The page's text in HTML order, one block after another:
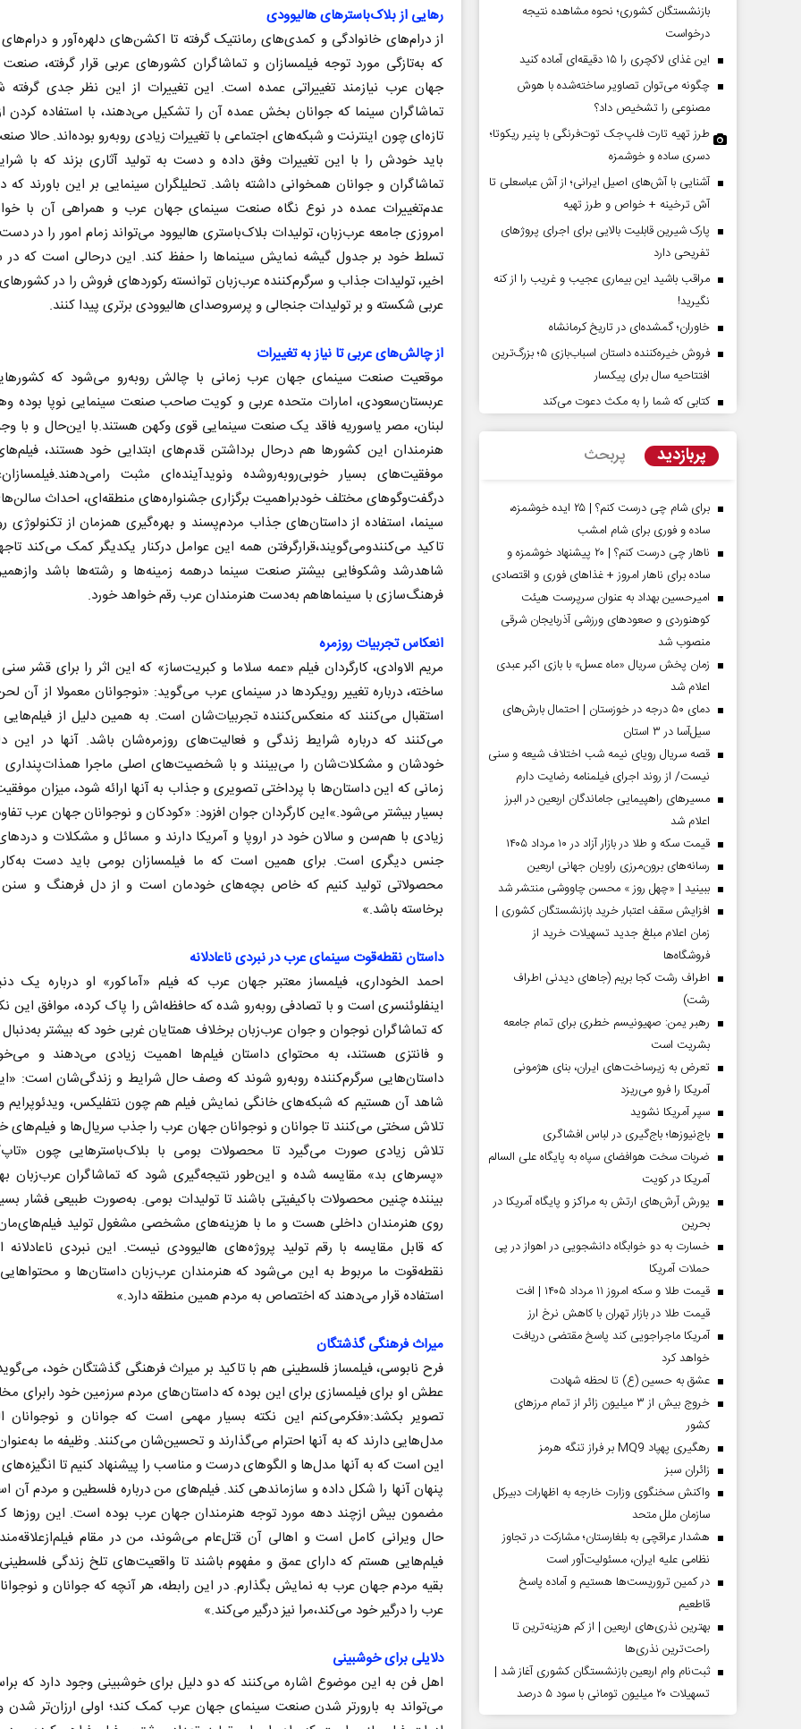
رهایی از بلاک‌باسترهای هالیوودی
از درام‌های خانوادگی و کمدی‌های رمانتیک گرفته تا اکشن‌های دلهره‌آور و
که به‌تازگی مورد توجه فیلمسازان و تماشاگران کشورهای عربی قرار گرفته،
جهان عرب نیازمند تغییراتی عمده است. این تغییرات از این نظر جدی گرفته
تماشاگران سینما که جوانان بخش عمده آن را تشکیل می‌دهند، با استفاده کردن
تازه‌ای چون اینترنت و شبکه‌های اجتماعی با تغییرات زیادی روبه‌رو بوده‌اند. حالا
باید خودش را با این تغییرات وفق داده و دست به تولید آثاری بزند که با
تماشاگران و جوانان همخوانی داشته باشد. تحلیلگران سینمایی بر این باورند
عدم‌تغییرات عمده در نوع نگاه صنعت سینمای جهان عرب و همراهی آن با
امروزی جامعه عرب‌زبان، تولیدات بلاک‌باستری هالیوود می‌تواند زمام امور را در
تسلط خود بر جدول گیشه نمایش سینماها را حفظ کند. این در‌حالی است که
اخیر، تولیدات جذاب و سرگرم‌کننده عرب‌زبان توانسته‌ رکوردهای فروش را در
عربی شکسته و بر تولیدات جنجالی و پرسروصدای هالیوودی برتری پیدا کنند.
از چالش‌های عربی تا نیاز به تغییرات
موقعیت صنعت سینمای جهان عرب زمانی با چالش روبه‌رو می‌شود که
عربستان‌سعودی، امارات متحده عربی و کویت صاحب صنعت سینمایی نوپا بوده
لبنان، مصر یاسوریه فاقد یک صنعت سینمایی قوی وکهن هستند.با این‌حال و با
هنرمندان این کشورها هم درحال برداشتن قدم‌های ابتدایی خود هستند،
موفقیت‌های بسیار خوبی‌روبه‌روشده ونویدآینده‌ای مثبت
درگفت‌وگوهای مختلف خودبراهمیت برگزاری جشنواره‌های منطقه‌ای، احداث
سینما، استفاده از داستان‌های جذاب مردم‌پسند و بهره‌گیری همزمان از تکنولوژی
تاکید می‌کنندومی‌گویند،قرارگرفتن همه این عوامل درکنار یکدیگر کمک می‌کند
شاهدرشد وشکوفایی بیشتر صنعت سینما درهمه زمینه‌ها و رشته‌ها باشد
فرهنگ‌سازی با سینماهاهم به‌دست هنرمندان عرب رقم خواهد خورد.
انعکاس تجربیات روزمره
مریم الاوادی، کارگردان فیلم «عمه سلاما و کبریت‌ساز» که این اثر را برای قشر
ساخته، درباره تغییر رویکردها در سینمای عرب می‌گوید: «‌نوجوانان معمولا از آن
استقبال می‌کنند که منعکس‌کننده تجربیات‌شان است. به همین دلیل از فیلم‌هایی
می‌کنند که درباره شرایط زندگی و فعالیت‌های روزمره‌شان باشد. آنها در این
خودشان و مشکلات‌شان را می‌بینند و با شخصیت‌های اصلی ماجرا همذات‌پنداری
زمانی که این داستان‌ها با پرداختی تصویری و جذاب به آنها ارائه شود، میزان
بسیار بیشتر می‌شود.‌»این کارگردان جوان افزود: «کودکان و نوجوانان جهان عرب
زیادی با هم‌سن و سالان خود در اروپا و آمریکا دارند و مسائل و مشکلات و
جنس دیگری است. برای همین است که ما فیلمسازان بومی باید دست
محصولاتی تولید کنیم که خاص بچه‌های خودمان است و از دل فرهنگ و
بر‌خاسته باشد.»
داستان نقطه‌قوت سینمای عرب در نبردی ناعادلانه
احمد الخوداری، فیلمساز معتبر جهان عرب که فیلم «آماکور» او درباره یک
اینفلوئنسری است و با تصادفی روبه‌رو شده که حافظه‌اش را پاک کرده، موافق این
که تماشاگران نوجوان و جوان عرب‌زبان برخلاف همتایان غربی خود که بیشتر
و فانتزی هستند، به محتوای داستان فیلم‌ها اهمیت زیادی می‌دهند و
داستان‌هایی سرگرم‌کننده روبه‌رو شوند که وصف حال شرایط و زندگی‌شان است:
شاهد آن هستیم که شبکه‌های خانگی نمایش فیلم هم چون نتفلیکس، ویدئو‌پرایم
تلاش سختی می‌کنند تا جوانان و نوجوانان جهان عرب را جذب سریال‌ها و فیلم‌های
تلاش زیادی صورت می‌گیرد تا محصولات بومی با بلاک‌باسترهایی چون
«پسرهای بد» مقایسه شده و این‌طور نتیجه‌گیری شود که تماشاگران عرب‌زبان
بیننده چنین محصولات باکیفیتی باشند تا تولیدات بومی. به‌صورت طبیعی فشار
روی هنرمندان داخلی هست و ما با هزینه‌های مشخصی مشغول تولید
که قابل مقایسه با رقم تولید پروژه‌های هالیوودی نیست. این نبردی
نقطه‌قوت ما مربوط به این می‌شود که هنرمندان عرب‌زبان داستان‌ها و محتواهایی
استفاده قرار می‌دهند که اختصاص به مردم همین منطقه دارد.»
میراث فرهنگی گذشتگان
فرح نابوسی، فیلمساز فلسطینی هم با تاکید بر میراث فرهنگی گذشتگان خود،
عطش او برای فیلمسازی برای این بوده که داستان‌های مردم سرزمین خود رابرای
تصویر بکشد:«‌فکرمی‌کنم این نکته بسیار مهمی است که جوانان و نوجوانان
مدل‌هایی دارند که به آنها احترام می‌گذارند و تحسین‌شان می‌کنند. وظیفه ما
این است که به آنها مدل‌ها و الگوهای درست و مناسب را پیشنهاد کنیم تا
پنهان آنها را شکل داده و سازماندهی کند. فیلم‌های من درباره فلسطین و مردم آن
مضمون بیش ازچند دهه مورد توجه هنرمندان جهان عرب بوده است. این روزها
حال ویرانی کامل است و اهالی آن قتل‌عام می‌شوند، من در مقام
فیلم‌هایی هستم که دارای عمق و مفهوم باشند تا واقعیت‌های تلخ زندگی
بقیه مردم جهان عرب به نمایش بگذارم. در این رابطه، هر آنچه که جوانان و
عرب را درگیر خود می‌کند،مرا نیز درگیر می‌کند.»
دلایلی برای خوشبینی
اهل فن به این موضوع اشاره می‌کنند که دو دلیل برای خوشبینی وجود دارد که
می‌تواند به بارورتر شدن صنعت سینمای جهان عرب کمک کند؛ اولی ارزان‌تر شدن
بازنشستگان کشوری؛ نحوه مشاهده نتیجه
درخواست
این غذای لاکچری را ۱۵ دقیقه‌ای آماده کنید
چگونه می‌توان تصاویر ساخته‌شده با هوش
مصنوعی را تشخیص داد؟
طرز تهیه تارت فلپ‌جک توت‌فرنگی با پنیر ریکوتا؛
دسری ساده و خوشمزه
آشنایی با آش‌های اصیل ایرانی؛ از آش عباسعلی تا
آش ترخینه + خواص و طرز تهیه
پارک شیرین قابلیت‌ بالایی برای اجرای پروژهای
تفریحی دارد
مراقب باشید این بیماری عجیب و غریب را از کنه
نگیرید!
خاوران؛ گمشده‌ای در تاریخ کرمانشاه
فروش خیره‌کننده داستان اسباب‌بازی ۵؛ بزرگ‌ترین
افتتاحیه سال برای پیکسار
کتابی که شما را به مکث دعوت می‌کند
پربازدید پربحث
برای شام چی درست کنم؟ | ۲۵ ایده خوشمزه،
ساده و فوری برای شام امشب
ناهار چی درست کنم؟ | ۲۰ پیشنهاد خوشمزه و
ساده برای ناهار امروز + غذاهای فوری و اقتصادی
امیرحسین بهداد به عنوان سرپرست هیئت
کوهنوردی و صعودهای ورزشی آذربایجان شرقی
منصوب شد
زمان پخش سریال «ماه عسل» با بازی اکبر عبدی
اعلام شد
دمای ۵۰ درجه در خوزستان | احتمال بارش‌های
سیل‌آسا در ۳ استان
قصه سریال رویای نیمه شب اختلاف شیعه و سنی
نیست/ از روند اجرای فیلمنامه رضایت دارم
مسیر‌های راهپیمایی جاماندگان اربعین در البرز
اعلام شد
قیمت سکه و طلا در بازار آزاد در ۱۰ مرداد ۱۴۰۵
رسانه‌های برون‌مرزی راویان جهانی اربعین
ببینید | «چهل روز » محسن چاووشی منتشر شد
افزایش سقف اعتبار خرید بازنشستگان کشوری |
زمان اعلام مبلغ جدید تسهیلات خرید از
فروشگاه‌ها
اطراف رشت کجا بریم (جاهای دیدنی اطراف
رشت)
رهبر یمن: صهیونیسم خطری برای تمام جامعه
بشریت است
تعرض به زیرساخت‌های ایران، بنای هژمونی
آمریکا را فرو می‌ریزد
سپر آمریکا نشوید
باج‌نیوزها؛ باج‌گیری در لباس افشاگری
ضربات سخت هوافضای سپاه به پایگاه علی السالم
آمریکا در کویت
یورش آرش‌های ارتش به مراکز و پایگاه‌ آمریکا در
بحرین
خسارت به دو خوابگاه دانشجویی در اهواز در پی
حملات آمریکا
قیمت طلا و سکه امروز ۱۱ مرداد ۱۴۰۵ | افت
قیمت طلا در بازار تهران با کاهش نرخ ارز
آمریکا ماجراجویی کند پاسخ مقتضی دریافت
خواهد کرد
عشق به حسین (ع) تا لحظه شهادت
خروج بیش از ۳ میلیون زائر از تمام مرز‌های
کشور
رهگیری پهپاد MQ9 بر فراز تنگه هرمز
‌زائران سبز
واکنش سخنگوی وزارت خارجه به اظهارات دبیرکل
سازمان ملل متحد
هشدار عراقچی به بلغارستان؛ مشارکت در تجاوز
نظامی علیه ایران، مسئولیت‌آور است
در کمین تروریست‌ها هستیم و آماده پاسخ
قاطعیم
بهترین نذری‌های اربعین | از کم هزینه‌ترین تا
راحت‌ترین نذری‌ها
ثبت‌نام وام اربعین بازنشستگان کشوری آغاز شد |
تسهیلات ۲۰ میلیون تومانی با سود ۵ درصد
تهدیدات کوتاه‏‌مدت و
خلاف واقع آمریکا
تحلیلگر مسائل سیاسی
اربعین نماد مقاومت در برابر
استکبار‌
رحمت‌الله نوروزی - عضو کمیسیون اجتماعی
مجلس
رضا سپهوند - سخنگوی کمیسیون انرژی مجلس
حکایت
نرگس
صفحات نخست روزنامه ها‌ی‌سه‌شنبه ۶ مردادماه
صفحات نخست روزنامه ها‌ی یکشنبه ۴ مردادماه
صفحات نخست روزنامه ها‌ی شنبه ۳ مردادماه